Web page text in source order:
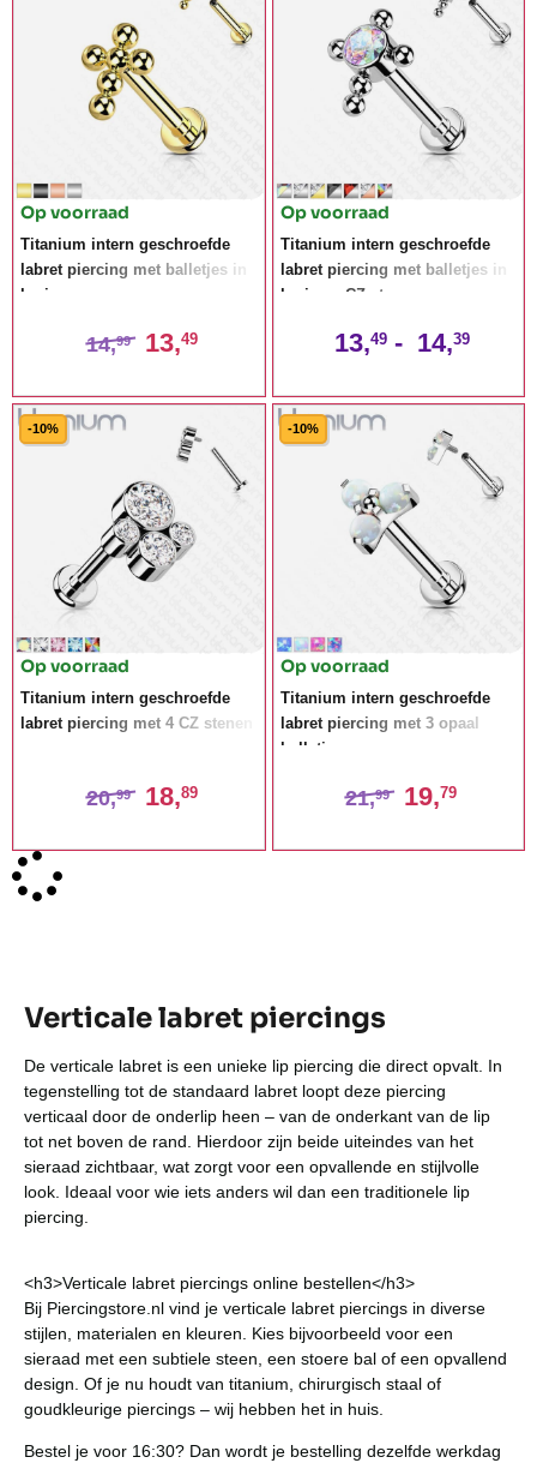
Op voorraad
Titanium intern geschroefde
labret piercing met balletjes in
kruis
14,99 13,49
Op voorraad
Titanium intern geschroefde
labret piercing met balletjes in
kruis en CZ steen
13,49 - 14,39
-10%
Op voorraad
Titanium intern geschroefde
labret piercing met 4 CZ stenen
20,99 18,89
-10%
Op voorraad
Titanium intern geschroefde
labret piercing met 3 opaal
balletjes
21,99 19,79
Verticale labret piercings
De verticale labret is een unieke lip piercing die direct opvalt. In
tegenstelling tot de standaard labret loopt deze piercing
verticaal door de onderlip heen – van de onderkant van de lip
tot net boven de rand. Hierdoor zijn beide uiteindes van het
sieraad zichtbaar, wat zorgt voor een opvallende en stijlvolle
look. Ideaal voor wie iets anders wil dan een traditionele lip
piercing.
<h3>Verticale labret piercings online bestellen</h3>
Bij Piercingstore.nl vind je verticale labret piercings in diverse
stijlen, materialen en kleuren. Kies bijvoorbeeld voor een
sieraad met een subtiele steen, een stoere bal of een opvallend
design. Of je nu houdt van titanium, chirurgisch staal of
goudkleurige piercings – wij hebben het in huis.
Bestel je voor 16:30? Dan wordt je bestelling dezelfde werkdag